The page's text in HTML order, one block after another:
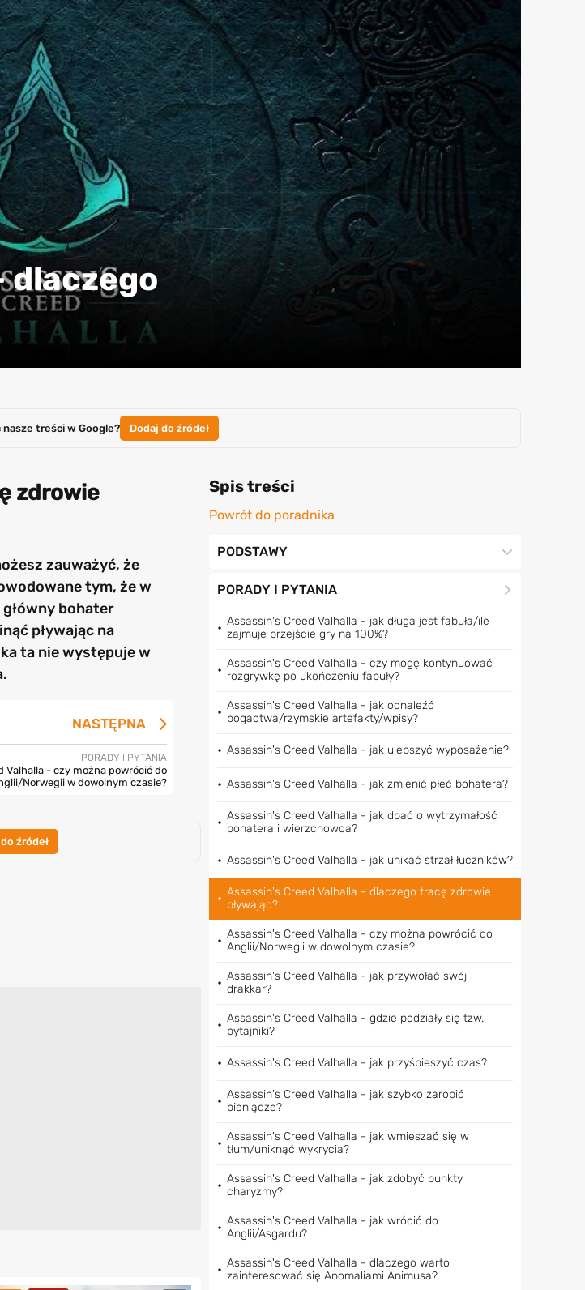
dlaczego
treści w Google? Dodaj do źródeł
zdrowie
zauważyć, że
tym, że w
bohater
pływając na
ta nie występuje w
NASTĘPNA
PORADY I PYTANIA
Valhalla - czy można powrócić do
Norwegii w dowolnym czasie?
źródeł
Spis treści
Powrót do poradnika
PODSTAWY
PORADY I PYTANIA
Assassin's Creed Valhalla - jak długa jest fabuła/ile
zajmuje przejście gry na 100%?
Assassin's Creed Valhalla - czy mogę kontynuować
rozgrywkę po ukończeniu fabuły?
Assassin's Creed Valhalla - jak odnaleźć
bogactwa/rzymskie artefakty/wpisy?
Assassin's Creed Valhalla - jak ulepszyć wyposażenie?
Assassin's Creed Valhalla - jak zmienić płeć bohatera?
Assassin's Creed Valhalla - jak dbać o wytrzymałość
bohatera i wierzchowca?
Assassin's Creed Valhalla - jak unikać strzał łuczników?
Assassin's Creed Valhalla - dlaczego tracę zdrowie
pływając?
Assassin's Creed Valhalla - czy można powrócić do
Anglii/Norwegii w dowolnym czasie?
Assassin's Creed Valhalla - jak przywołać swój
drakkar?
Assassin's Creed Valhalla - gdzie podziały się tzw.
pytajniki?
Assassin's Creed Valhalla - jak przyśpieszyć czas?
Assassin's Creed Valhalla - jak szybko zarobić
pieniądze?
Assassin's Creed Valhalla - jak wmieszać się w
tłum/uniknąć wykrycia?
Assassin's Creed Valhalla - jak zdobyć punkty
charyzmy?
Assassin's Creed Valhalla - jak wrócić do
Anglii/Asgardu?
Assassin's Creed Valhalla - dlaczego warto
zainteresować się Anomaliami Animusa?